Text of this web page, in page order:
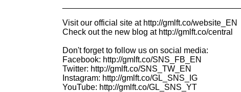
Visit our official site at http://gmlft.co/website_EN
Check out the new blog at http://gmlft.co/central
Don't forget to follow us on social media:
Facebook: http://gmlft.co/SNS_FB_EN
Twitter: http://gmlft.co/SNS_TW_EN
Instagram: http://gmlft.co/GL_SNS_IG
YouTube: http://gmlft.co/GL_SNS_YT